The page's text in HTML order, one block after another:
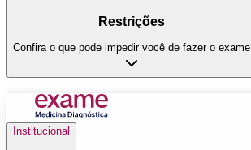
Restrições
Confira o que pode impedir você de fazer o exame
Institucional